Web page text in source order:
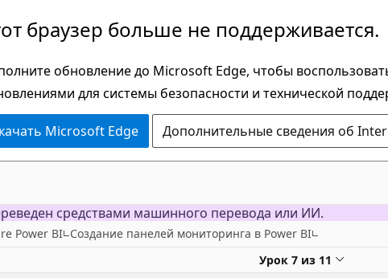
браузер больше не поддерживается.
обновление до Microsoft Edge, чтобы
для системы безопасности и технической
Microsoft Edge Дополнительные сведения об
средствами машинного перевода или ИИ.
Power BI Создание панелей мониторинга в Power BI
Урок 7 из 11